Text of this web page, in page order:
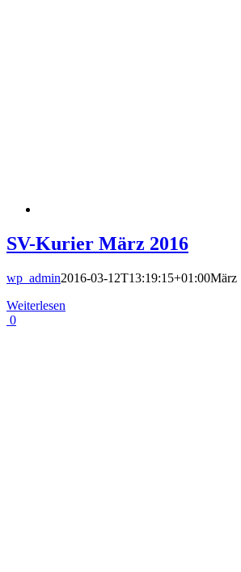
SV-Kurier März 2016
wp_admin2016-03-12T13:19:15+01:00März
Weiterlesen
0